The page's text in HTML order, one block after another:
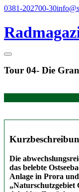
Direkt
Inhalt
0381-202700-30
Tour 04- Die
Die
das belebte
Anlage in Prora
„Naturschutzgebiet